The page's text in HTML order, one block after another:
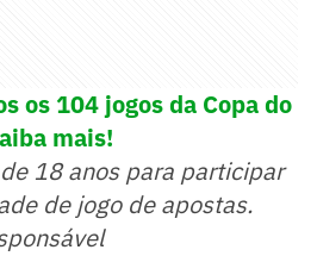
os 104 jogos da Copa do
mais!
18 anos para participar
de jogo de apostas.